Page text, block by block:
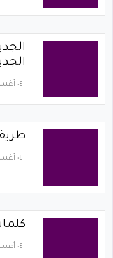
٠٤ أغسطس ٢٠٢٠
٠٤ أغسطس ٢٠٢٠
٠٤ أغسطس ٢٠٢٠